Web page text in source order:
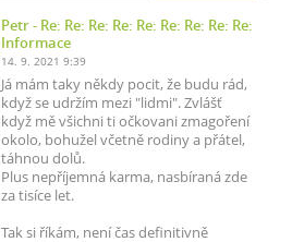
Petr- Re: Re: Re: Re: Re: Re: Re: Re: Re:
Informace
14. 9. 2021 9:39
Já mám taky někdy pocit, že budu rád,
když se udržím mezi "lidmi". Zvlášť
když mě všichni ti očkovani zmagoření
okolo, bohužel včetně rodiny a přátel,
táhnou dolů.
Plus nepříjemná karma, nasbíraná zde
za tisíce let.
Tak si říkám, není čas definitivně